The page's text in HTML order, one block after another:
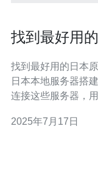
找到最好用
找到最好用的日本原生IP服务 日本原
日本本地服务器搭
连接这些服务器，
地区限制内容的用户来说非常
2025年7月17日